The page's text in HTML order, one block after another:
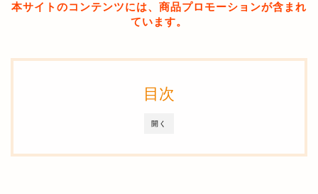
本サイトのコンテンツには、商品プロモーションが含まれ
ています。
開く
目次